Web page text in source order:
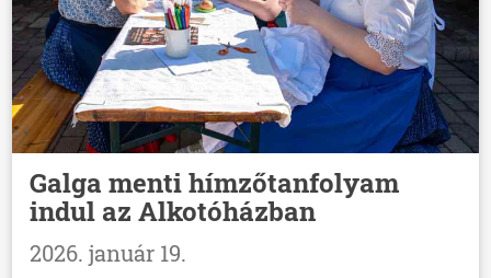
Galga menti hímzőtanfolyam
indul az Alkotóházban
2026. január 19.